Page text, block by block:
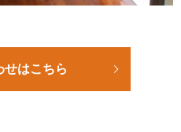
せはこちら